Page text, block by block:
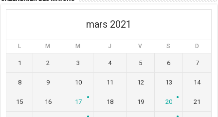
mars 2021
L M M J V S D
1 2 3 4 5 6 7
8 9 10 11 12 13 14
15 16 17 18 19 20 21